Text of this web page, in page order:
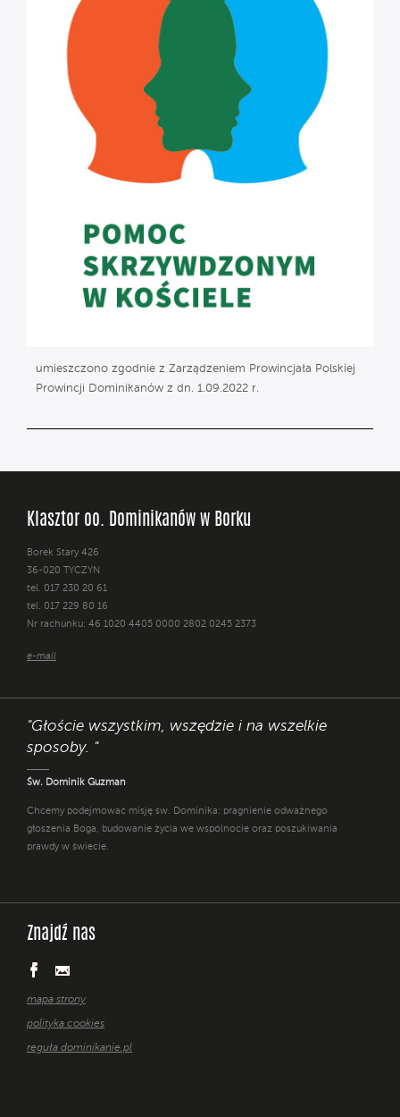
umieszczono zgodnie z Zarządzeniem Prowincjała Polskiej
Prowincji Dominikanów z dn. 1.09.2022 r.
Klasztor oo. Dominikanów w Borku
Borek Stary 426
36-020 TYCZYN
tel. 017 230 20 61
tel. 017 229 80 16
Nr rachunku: 46 1020 4405 0000 2802 0245 2373
e-mail
"Głoście wszystkim, wszędzie i na wszelkie
sposoby. "
Św. Dominik Guzman
Chcemy podejmować misję św. Dominika: pragnienie odważnego
głoszenia Boga, budowanie życia we wspólnocie oraz poszukiwania
prawdy w świecie.
Znajdź nas
mapa strony
polityka cookies
reguła dominikanie.pl